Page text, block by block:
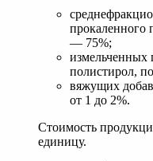
прокаленного
— 75%;
измельченных
полистирол,
вяжущих
от 1 до 2%.
Стоимость
единицу.